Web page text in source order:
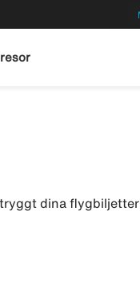
dina